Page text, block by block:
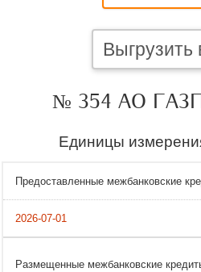
Выгрузить
№ 354 АО
Единицы
Предоставленные межбанковские
Размещенные межбанковские